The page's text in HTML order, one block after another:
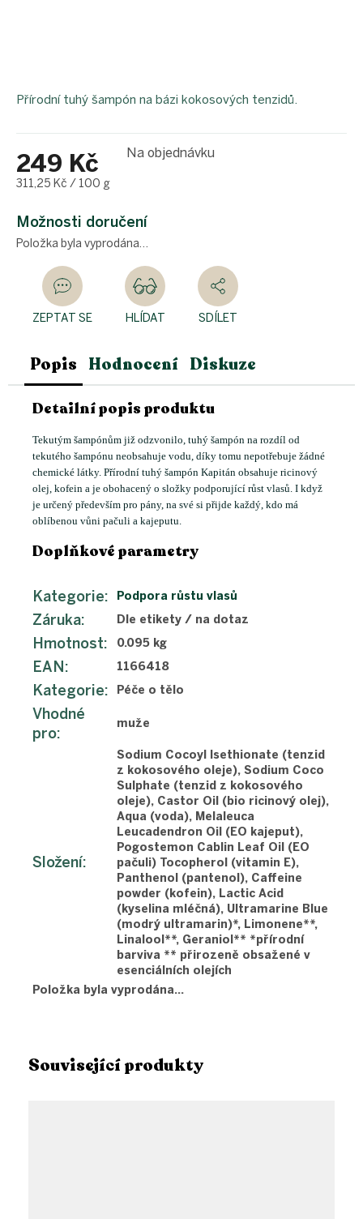
249 Kč
Měrná
311,25 Kč / 100 g
Na objednávku
Možnosti doručení
Položka byla vyprodána…
Přírodní tuhý šampón na bázi kokosových tenzidů.
ZEPTAT SE HLÍDAT SDÍLET
Související produkty
Popis Hodnocení Diskuze
Detailní popis produktu
Tekutým šampónům již odzvonilo, tuhý šampón na rozdíl od
tekutého šampónu neobsahuje vodu, díky tomu nepotřebuje žádné
chemické látky. Přírodní tuhý šampón Kapitán obsahuje ricinový
olej, kofein a je obohacený o složky podporující růst vlasů. I když
je určený především pro pány, na své si přijde každý, kdo má
oblíbenou vůni pačuli a kajeputu.
Doplňkové parametry
Kategorie: Podpora růstu vlasů
Záruka: Dle etikety / na dotaz
Hmotnost: 0.095 kg
EAN: 1166418
Kategorie: Péče o tělo
Vhodné
pro:
muže
Složení:
Sodium Cocoyl Isethionate (tenzid
z kokosového oleje), Sodium Coco
Sulphate (tenzid z kokosového
oleje), Castor Oil (bio ricinový olej),
Aqua (voda), Melaleuca
Leucadendron Oil (EO kajeput),
Pogostemon Cablin Leaf Oil (EO
pačuli) Tocopherol (vitamin E),
Panthenol (pantenol), Caffeine
powder (kofein), Lactic Acid
(kyselina mléčná), Ultramarine Blue
(modrý ultramarin)*, Limonene**,
Linalool**, Geraniol** *přírodní
barviva ** přirozeně obsažené v
esenciálních olejích
Položka byla vyprodána…